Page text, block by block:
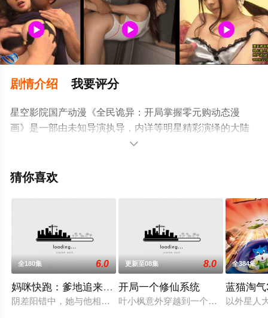
剧情介绍 我要评分
星空影院国产动漫《全民诡异：开局掌握零元购动态漫
画》是一部由未知导演执导，内详等明星精彩演绎的大陆
动漫，手机免费观看高清无删减完整版动漫全集就上星空
网等平台了解。

猜你喜欢
全180集 6.0
妈咪快跑：爹地追来了动态漫画
阴差阳错中，她与他相遇又分离，几年后带着小包子华丽上线
更新至08集 8.0
开局一个修仙系统
叶小枫意外穿越到一个修仙世界，同
全384集
蓝猫淘
以外星人